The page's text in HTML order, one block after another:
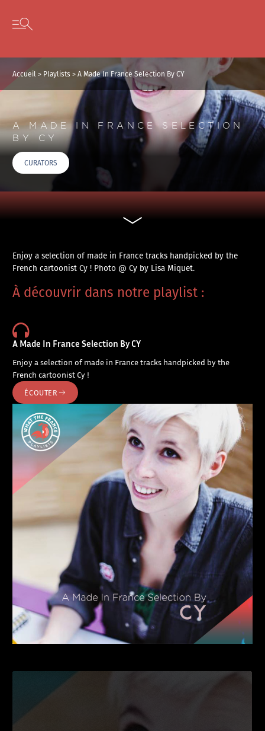
Skip to content
Open secondary menu
Accueil > Playlists >A Made In France Selection By CY
A MADE IN FRANCE SELECTION
BY CY
CURATORS
Enjoy a selection of made in France tracks handpicked by the
French cartoonist Cy ! Photo @ Cy by Lisa Miquet.
À découvrir dans notre playlist :
A Made In France Selection By CY
Enjoy a selection of made in France tracks handpicked by the
French cartoonist Cy !
ÉCOUTER